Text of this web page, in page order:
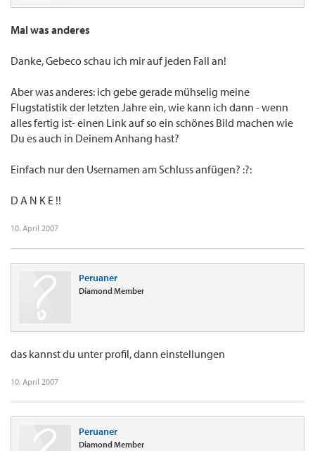
Mal was anderes
Danke, Gebeco schau ich mir auf jeden Fall an!
Aber was anderes: ich gebe gerade mühselig meine
Flugstatistik der letzten Jahre ein, wie kann ich dann - wenn
alles fertig ist- einen Link auf so ein schönes Bild machen wie
Du es auch in Deinem Anhang hast?
Einfach nur den Usernamen am Schluss anfügen? :?:
D A N K E !!
10. April 2007
Peruaner
Diamond Member
das kannst du unter profil, dann einstellungen
10. April 2007
Peruaner
Diamond Member